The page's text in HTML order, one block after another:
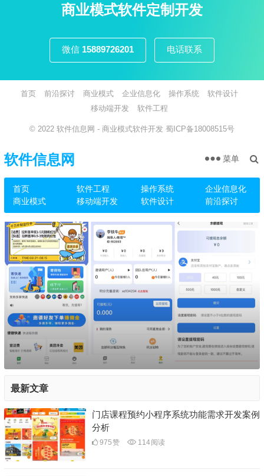
商业模式软件定制开发
微信 15889726201 电话联系
首页 前沿探讨 商业模式 企业信息化 操作系统
软件设计
移动端开发
软件工程
© 2022 软件信息网 - 商业模式软件开发 蜀ICP备18008515号
软件信息网
首页 软件工程 操作系统
企业信息化
商业模式
移动端开发 软件设计 前沿探讨
菜单
最新文章
门店课程预约小程序系统功能需求开发案例
分析
975赞 114阅读